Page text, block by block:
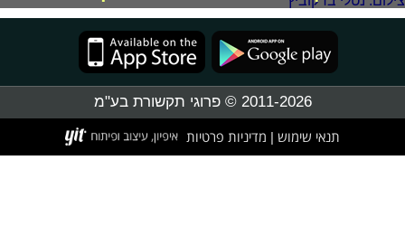
2011-2026 © פרוגי תקשורת בע"מ
תנאי שימוש מדיניות פרטיות